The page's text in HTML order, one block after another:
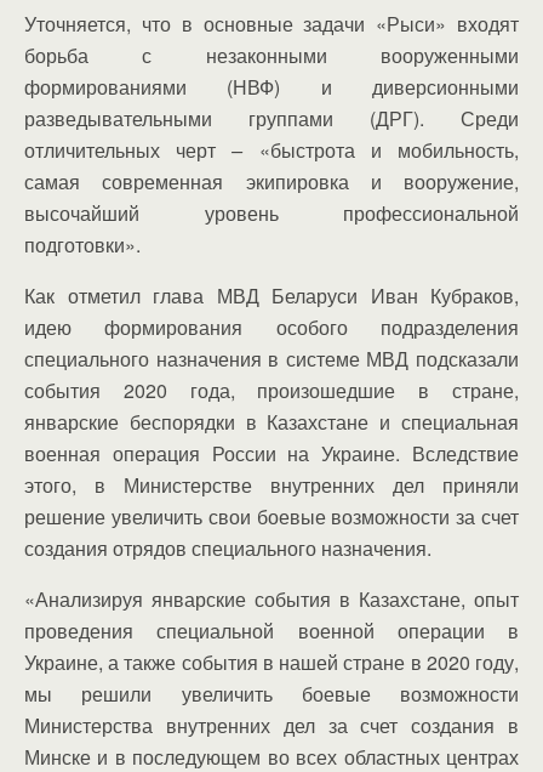
Уточняется, что в основные задачи «Рыси» входят
борьба с незаконными вооруженными
формированиями (НВФ) и диверсионными
разведывательными группами (ДРГ). Среди
отличительных черт– «быстрота и мобильность,
самая современная экипировка и вооружение,
высочайший уровень профессиональной
подготовки».
Как отметил глава МВД Беларуси Иван Кубраков,
идею формирования особого подразделения
специального назначения в системе МВД подсказали
события 2020 года, произошедшие в стране,
январские беспорядки в Казахстане и специальная
военная операция России на Украине. Вследствие
этого, в Министерстве внутренних дел приняли
решение увеличить свои боевые возможности за счет
создания отрядов специального назначения.
«Анализируя январские события в Казахстане, опыт
проведения специальной военной операции в
Украине, а также события в нашей стране в 2020 году,
мы решили увеличить боевые возможности
Министерства внутренних дел за счет создания в
Минске и в последующем во всех областных центрах